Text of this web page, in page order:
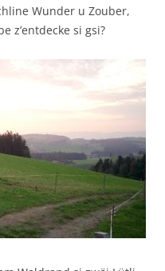
Wunder u Zouber,
z’entdecke si gsi?